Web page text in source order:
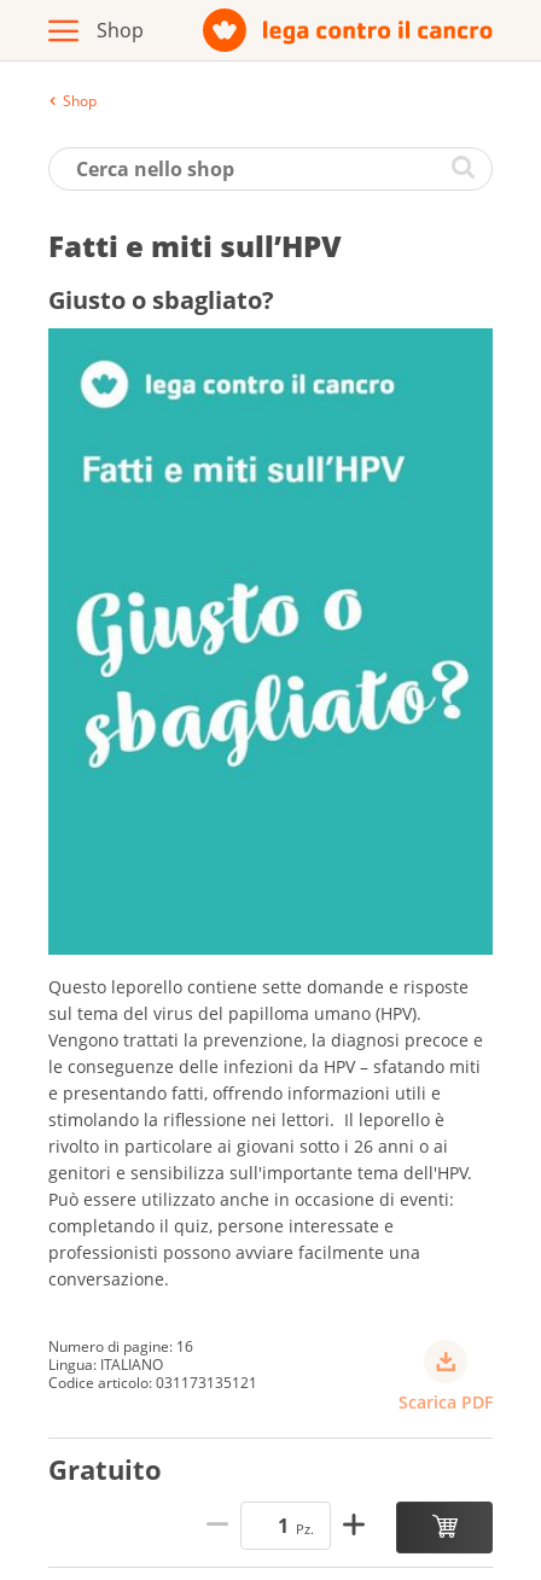
Opuscoli / materiale informativo
Prodotti
Vai al sito della Lega contro il cancro
Italiano
Français
Shop
Fatti e miti sull’HPV
Giu­sto o sbagliato?
Questo leporello contiene sette domande e risposte
sul tema del virus del papilloma umano (HPV).
Vengono trattati la prevenzione, la diagnosi precoce e
le conseguenze delle infezioni da HPV – sfatando miti
e presentando fatti, offrendo informazioni utili e
stimolando la riflessione nei lettori. Il leporello è
rivolto in particolare ai giovani sotto i 26 anni o ai
genitori e sensibilizza sull'importante tema dell'HPV.
Può essere utilizzato anche in occasione di eventi:
completando il quiz, persone interessate e
professionisti possono avviare facilmente una
conversazione.
Numero di pagine: 16
Lingua: ITALIANO
Codice articolo: 031173135121
Scarica PDF
Gratuito
Pz.